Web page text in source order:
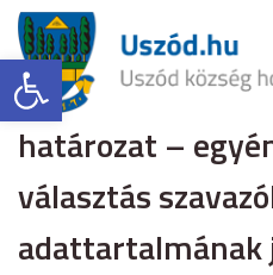
Eszköztár megnyitása
határozat –
választás
adattartalmának